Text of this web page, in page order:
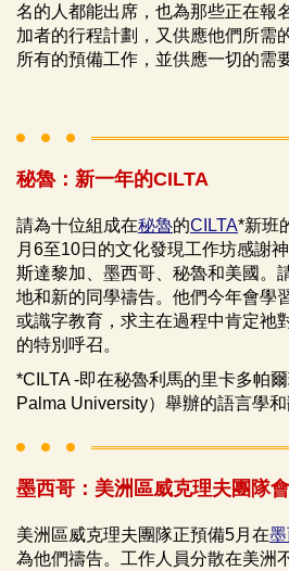
名的人都能出席，也為那些正在報
加者的行程計劃，又供應他們所需
所有的預備工作，並供應一切的需要
秘魯：新一年的CILTA
請為十位組成在秘魯的CILTA*新班
月6至10日的文化發現工作坊感謝
斯達黎加、墨西哥、秘魯和美國。
地和新的同學禱告。他們今年會學
或識字教育，求主在過程中肯定祂
的特別呼召。
*CILTA -即在秘魯利馬的里卡多帕
Palma University）舉辦的語言學和
墨西哥：美洲區威克理夫團隊
美洲區威克理夫團隊正預備5月在
為他們禱告。工作人員分散在美洲